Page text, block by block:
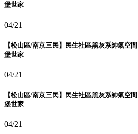
堡世家
04/21
【松山區/南京三民】民生社區黑灰系帥氣空
堡世家
04/21
【松山區/南京三民】民生社區黑灰系帥氣空
堡世家
04/21